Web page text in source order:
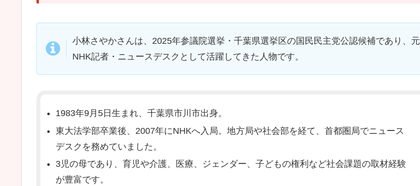
小林さやかさんは、2025年参議院選挙・千葉県選挙区の国民民主党公認候補であり、元
NHK記者・ニュースデスクとして活躍してきた人物です。
1983年9月5日生まれ、千葉県市川市出身。
東大法学部卒業後、2007年にNHKへ入局。地方局や社会部を経て、首都圏局でニュース
デスクを務めていました。
3児の母であり、育児や介護、医療、ジェンダー、子どもの権利など社会課題の取材経験
が豊富です。